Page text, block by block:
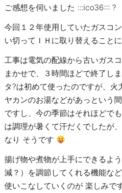
ご感想を伺いました :::ico36::: ?
今回１２年使用していたガスコ
い切ってＩＨに取り替えることに
工事は電気の配線から古いガス
まかせで、３時間ほどで終了し
タ?は初めて使ったのですが、火
ヤカンのお湯などがあっという
ですし、今の季節はそれほどで
は調理が暑くて汗だくでしたが
なり そうです
揚げ物や煮物が上手にできるよ
減？）を調節してくれる機能な
使いこなしていくのが 楽しみで